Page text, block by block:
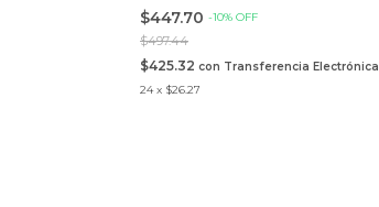
$447.70 -10% OFF
$497.44
$425.32 con Transferencia Electrónica
24 x $26.27